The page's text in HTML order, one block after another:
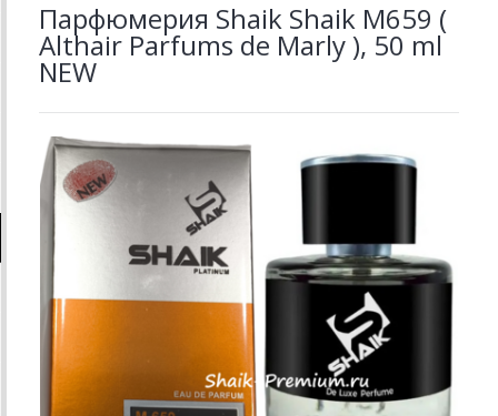
Парфюмерия Shaik Shaik M659 (
Althair Parfums de Marly ), 50 ml
NEW